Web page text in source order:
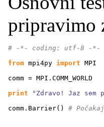
pripravimo
# -*- coding: utf-8 -*-
from mpi4py import MPI
comm = MPI. COMM_WORLD
print
"Zdravo! Jaz sem
comm. Barrier( ) #